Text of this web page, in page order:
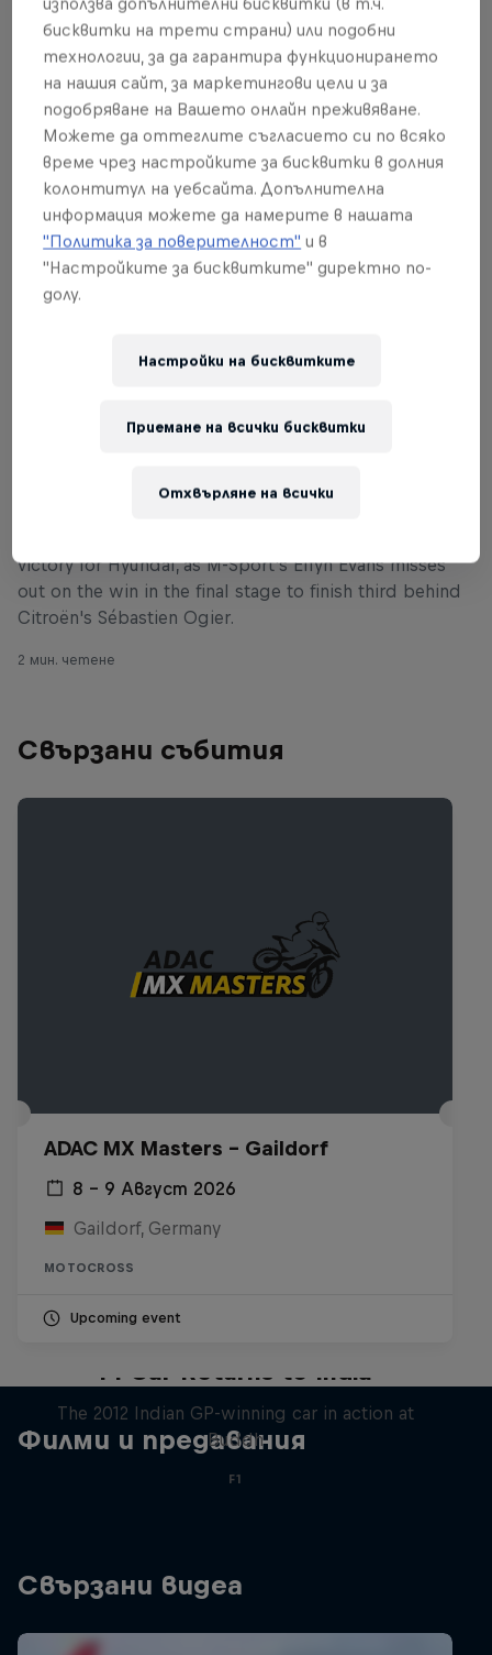
Thierry Neuville wins Tour
loses out on last stage
victory for Hyundai, as M-Sport's Elfyn Evans misses
out on the win in the final stage to finish third behind
Citroën's Sébastien Ogier.
2 мин. четене
Свързани събития
ADAC MX Masters – Gaildorf
8 – 9 Август 2026
Gaildorf, Germany
MOTOCROSS
Upcoming event
Филми и предавания
F1 Car Returns to India
The 2012 Indian GP-winning car in action at
Buddh
F1
Свързани видеа
бисквитки на трети страни) или подобни
технологии, за да гарантира функционирането
на нашия сайт, за маркетингови цели и за
подобряване на Вашето онлайн преживяване.
Можете да оттеглите съгласието си по всяко
време чрез настройките за бисквитки в долния
колонтитул на уебсайта. Допълнителна
информация можете да намерите в нашата
"Политика за поверителност" и в
"Настройките за бисквитките" директно по-
долу.
Настройки на бисквитките
Отхвърляне на всички
Приемане на всички бисквитки